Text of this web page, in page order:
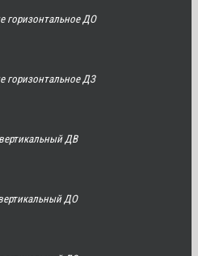
горизонтальное ДО
горизонтальное ДЗ
ДВ
ДО